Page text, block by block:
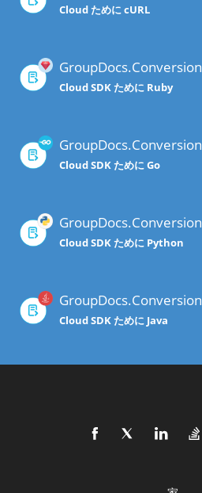
Cloud ために cURL
GroupDocs.Conversion
Cloud SDK ために Ruby
GroupDocs.Conversion
Cloud SDK ために Go
GroupDocs.Conversion
Cloud SDK ために Python
GroupDocs.Conversion
Cloud SDK ために Java